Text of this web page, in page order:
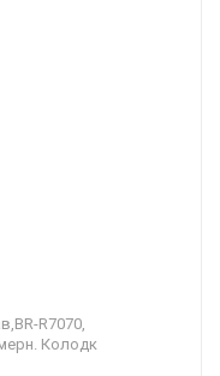
R7070,
Колодк